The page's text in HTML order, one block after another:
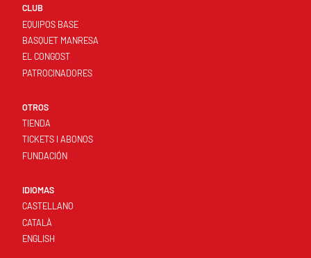
CLUB
EQUIPOS BASE
BASQUET MANRESA
EL CONGOST
PATROCINADORES
OTROS
TIENDA
TICKETS I ABONOS
FUNDACIÓN
IDIOMAS
CASTELLANO
CATALÀ
ENGLISH